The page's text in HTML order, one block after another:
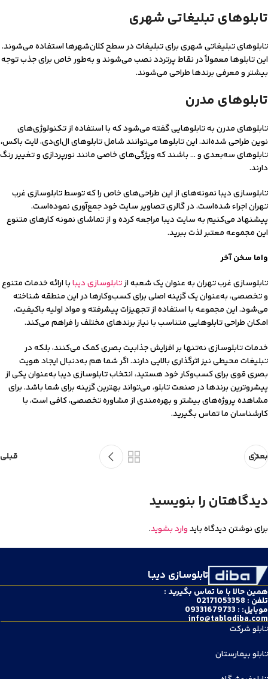
تابلوهای تبلیغاتی شهری
تابلوهای تبلیغاتی شهری برای تبلیغات در سطح کلان‌شهرها استفاده می‌شوند.
این تابلوها معمولاً در نقاط پرتردد نصب می‌شوند و به‌طور خاص برای جذب توجه
بیشتر و معرفی برندها طراحی می‌شوند.
تابلوهای مدرن
تابلوهای مدرن به تابلوهایی گفته می‌شود که با استفاده از تکنولوژی‌های
نوین طراحی شده‌اند. این تابلوها می‌توانند شامل تابلوهای ال‌ای‌دی، لایت باکس،
تابلوهای سه‌بعدی و … باشند که ویژگی‌های خاصی مانند نورپردازی و تغییر رنگ
دارند.
تابلوسازی دیبا نمونه‌های از این طراحی‌های خاص را که توسط تابلوسازی غرب
تهران اجراء شده‌است، در گالری تصاویر سایت خود جمع‌آوری نموده‌است.
پیشنهاد می‌کنیم به سایت دیبا مراجعه کرده و از تماشای نمونه کارهای متنوع
این مجموعه معتبر لذت ببرید.
واما سخن آخر
تابلوسازی غرب تهران به عنوان یک شعبه ازتابلوسازی دیبابا ارائه خدمات متنوع
و تخصصی، به‌عنوان یک گزینه اصلی برای کسب‌وکارها در این منطقه شناخته
می‌شود. این مجموعه با استفاده از تجهیزات پیشرفته و مواد اولیه باکیفیت،
امکان طراحی تابلوهایی متناسب با نیاز برندهای مختلف را فراهم می‌کند.
خدمات تابلوسازی نه‌تنها بر افزایش جذابیت بصری کمک می‌کنند، بلکه در
تبلیغات محیطی نیز اثرگذاری بالایی دارند. اگر شما هم به‌دنبال ایجاد هویت
بصری قوی برای کسب‌وکار خود هستید، انتخاب تابلوسازی دیبا به‌عنوان یکی از
پیشروترین برندها در صنعت تابلو، می‌تواند بهترین گزینه برای شما باشد. برای
مشاهده پروژه‌های بیشتر و بهره‌مندی از مشاوره تخصصی، کافی است، با
کارشناسان ما تماس بگیرید.
بعدی قبلی
دیدگاهتان را بنویسید
برای نوشتن دیدگاه بایدوارد بشوید.
تابلوسـازی دیبـا
همین حالا با ما تماس بگیرید :
تلفن : 02171053358
موبایل: : 09331679733
info@tablodiba.com
تابلو شرکت
تابلو بیمارستان